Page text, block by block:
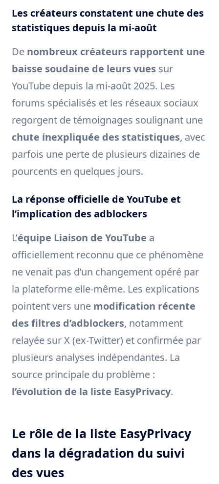
Les créateurs constatent une chute des
statistiques depuis la mi-août
De nombreux créateurs rapportent une
baisse soudaine de leurs vues sur
YouTube depuis la mi-août 2025. Les
forums spécialisés et les réseaux sociaux
regorgent de témoignages soulignant une
chute inexpliquée des statistiques, avec
parfois une perte de plusieurs dizaines de
pourcents en quelques jours.
La réponse officielle de YouTube et
l’implication des adblockers
L’équipe Liaison de YouTube a
officiellement reconnu que ce phénomène
ne venait pas d’un changement opéré par
la plateforme elle-même. Les explications
pointent vers une modification récente
des filtres d’adblockers, notamment
relayée sur X (ex-Twitter) et confirmée par
plusieurs analyses indépendantes. La
source principale du problème :
l’évolution de la liste EasyPrivacy.
Le rôle de la liste EasyPrivacy
dans la dégradation du suivi
des vues